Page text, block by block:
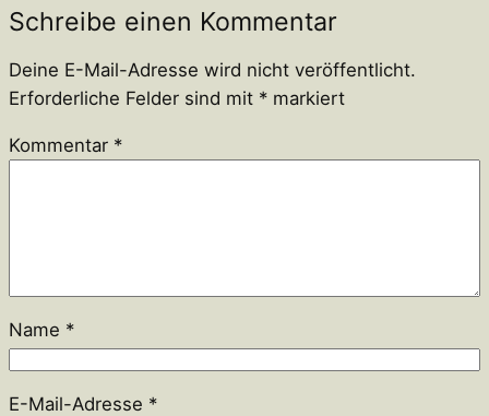
Schreibe einen Kommentar
Deine E-Mail-Adresse wird nicht veröffentlicht.
Erforderliche Felder sind mit * markiert
Kommentar *
Name *
E-Mail-Adresse *